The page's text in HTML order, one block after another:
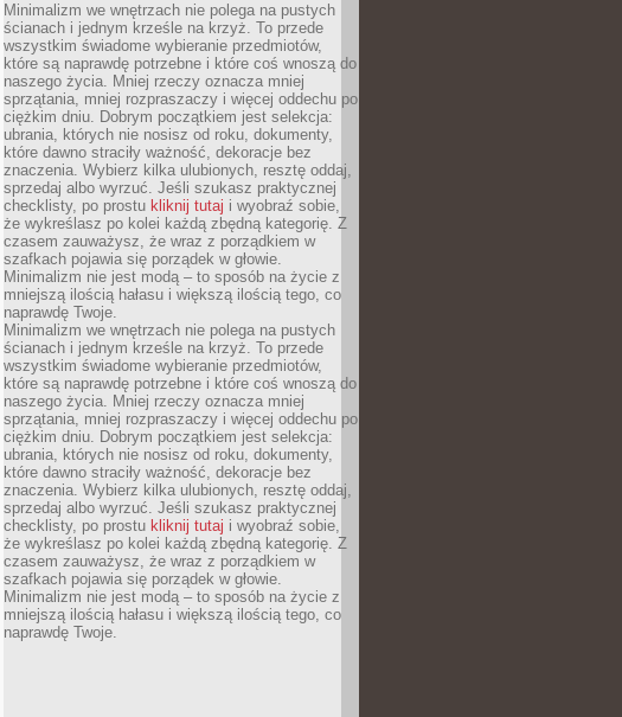
Minimalizm we wnętrzach nie polega na pustych
ścianach i jednym krześle na krzyż. To przede
wszystkim świadome wybieranie przedmiotów,
które są naprawdę potrzebne i które coś wnoszą do
naszego życia. Mniej rzeczy oznacza mniej
sprzątania, mniej rozpraszaczy i więcej oddechu po
ciężkim dniu. Dobrym początkiem jest selekcja:
ubrania, których nie nosisz od roku, dokumenty,
które dawno straciły ważność, dekoracje bez
znaczenia. Wybierz kilka ulubionych, resztę oddaj,
sprzedaj albo wyrzuć. Jeśli szukasz praktycznej
checklisty, po prostu kliknij tutaj i wyobraź sobie,
że wykreślasz po kolei każdą zbędną kategorię. Z
czasem zauważysz, że wraz z porządkiem w
szafkach pojawia się porządek w głowie.
Minimalizm nie jest modą – to sposób na życie z
mniejszą ilością hałasu i większą ilością tego, co
naprawdę Twoje.
Minimalizm we wnętrzach nie polega na pustych
ścianach i jednym krześle na krzyż. To przede
wszystkim świadome wybieranie przedmiotów,
które są naprawdę potrzebne i które coś wnoszą do
naszego życia. Mniej rzeczy oznacza mniej
sprzątania, mniej rozpraszaczy i więcej oddechu po
ciężkim dniu. Dobrym początkiem jest selekcja:
ubrania, których nie nosisz od roku, dokumenty,
które dawno straciły ważność, dekoracje bez
znaczenia. Wybierz kilka ulubionych, resztę oddaj,
sprzedaj albo wyrzuć. Jeśli szukasz praktycznej
checklisty, po prostu kliknij tutaj i wyobraź sobie,
że wykreślasz po kolei każdą zbędną kategorię. Z
czasem zauważysz, że wraz z porządkiem w
szafkach pojawia się porządek w głowie.
Minimalizm nie jest modą – to sposób na życie z
mniejszą ilością hałasu i większą ilością tego, co
naprawdę Twoje.